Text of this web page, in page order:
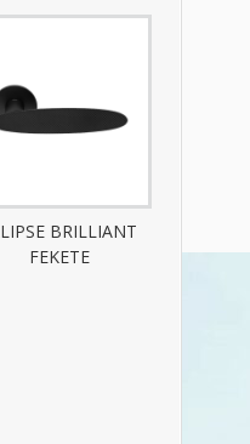
BRILLIANT
FEKETE